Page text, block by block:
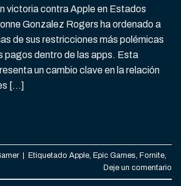
victoria contra Apple en Estados
Gonzalez Rogers ha ordenado a
de sus restricciones más polémicas
pagos dentro de las apps. Esta
un cambio clave en la relación
[…]
| Etiquetado Apple, Epic Games, Fornite,
Deje un comentario